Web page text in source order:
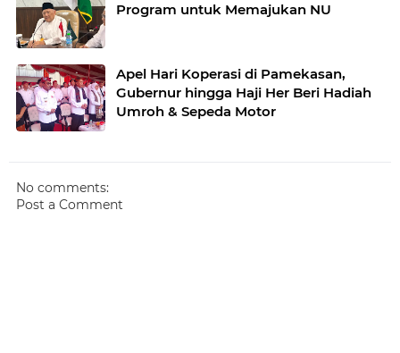
Program untuk Memajukan NU
Apel Hari Koperasi di Pamekasan,
Gubernur hingga Haji Her Beri Hadiah
Umroh & Sepeda Motor
No comments:
Post a Comment